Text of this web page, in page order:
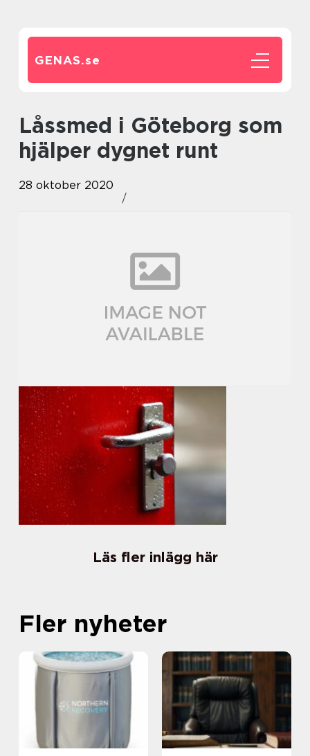
GENAS.se
Låssmed i Göteborg som
hjälper dygnet runt
28 oktober 2020
Läs fler inlägg här
Fler nyheter